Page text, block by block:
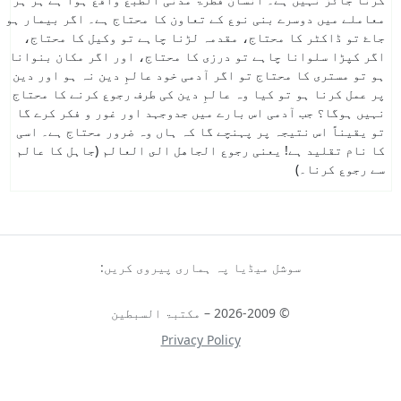
معاملے میں دوسرے بنی نوع کے تعاون کا محتاج ہے۔ اگر بیمار ہو
جاۓ تو ڈاکٹر کا محتاج، مقدمہ لڑنا چاہے تو وکیل کا محتاج،
اگر کپڑا سلوانا چاہے تو درزی کا محتاج، اور اگر مکان بنوانا
ہو تو مستری کا محتاج تو اگر آدمی خود عالمِ دین نہ ہو اور دین
پر عمل کرنا ہو تو کیا وہ عالمِ دین کی طرف رجوع کرنے کا محتاج
نہیں ہوگا؟ جب آدمی اس بارے میں جدوجہد اور غور و فکر کرے گا
تو یقیناً اس نتیجہ پر پہنچے گا کہ ہاں وہ ضرور محتاج ہے۔ اسی
کا نام تقلید ہے! یعنیرجوع الجاهل الى العالم (جاہل کا عالم
سے رجوع کرنا۔)
سوشل میڈیا پہ ہماری پیروی کریں:
Privacy Policy